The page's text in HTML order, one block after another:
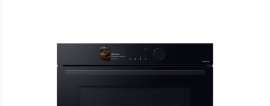
OUTLET